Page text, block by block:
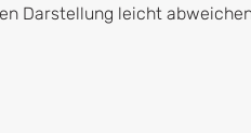
Darstellung leicht